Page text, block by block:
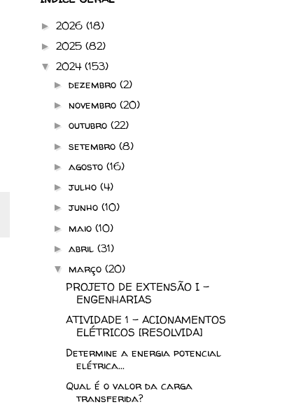
► 2026 (18)
► 2025 (82)
▼ 2024(153)
► dezembro (2)
► novembro (20)
► outubro (22)
► setembro (8)
► agosto (16)
► julho (4)
► junho (10)
► maio (10)
► abril (31)
▼ março (20)
PROJETO DE EXTENSÃO I -
ENGENHARIAS
ATIVIDADE 1 - ACIONAMENTOS
ELÉTRICOS [RESOLVIDA]
Determine a energia potencial
elétrica...
Qual é o valor da carga
transferida?